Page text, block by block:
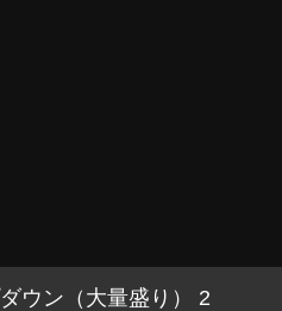
ウン（大量盛り） 2